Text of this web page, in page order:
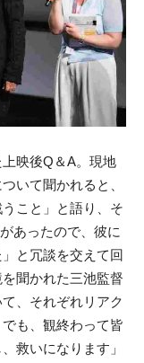
映後Q＆A。現地
いて聞かれると、
こと」と語り、そ
あったので、彼に
と冗談を交えて回
聞かれた三池監督
、それぞれリアク
も、観終わって皆
救いになります」